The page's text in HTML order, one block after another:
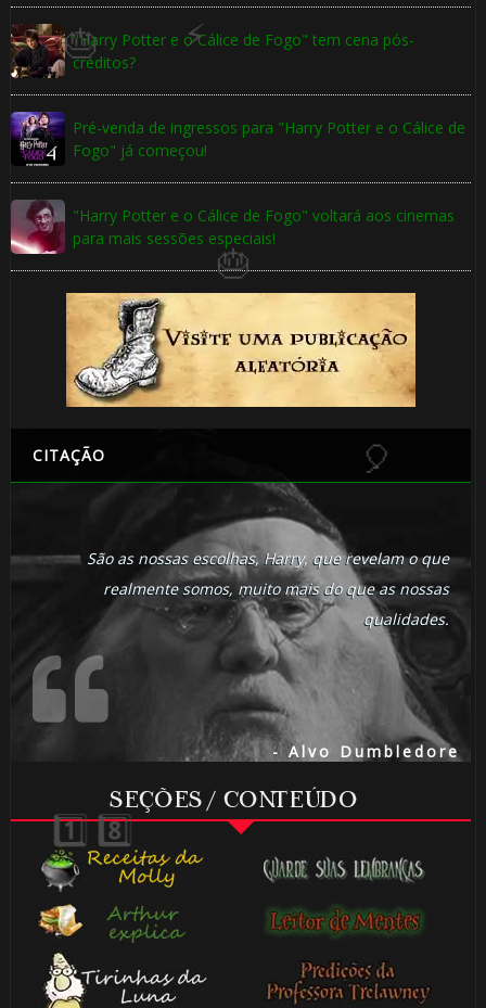
"Harry Potter e o Cálice de Fogo" tem cena pós-
créditos?
Pré-venda de ingressos para "Harry Potter e o Cálice de
Fogo" já começou!
"Harry Potter e o Cálice de Fogo" voltará aos cinemas
para mais sessões especiais!
CITAÇÃO
São as nossas escolhas, Harry, que revelam o que
realmente somos, muito mais do que as nossas
qualidades.
- Alvo Dumbledore
SEÇÕES / CONTEÚDO
⚡
🎈
⚡
1️⃣ 8️⃣